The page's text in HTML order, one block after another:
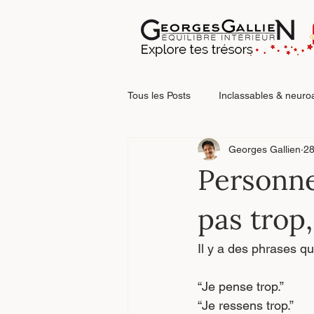
Tous les Posts Inclassables &
Relations & blessures relationnelle
pas
Georges Gallien
Il y a des phrases
“Je pense trop.”
“Je ressens trop.”